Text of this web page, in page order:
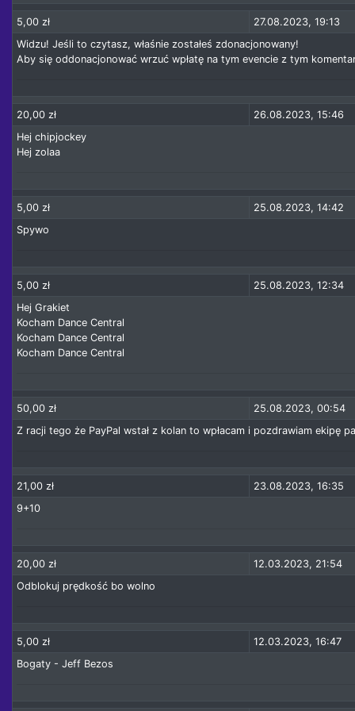
5,00 zł
27.08.2023, 19:13
Widzu! Jeśli to czytasz, właśnie zostałeś zdonacjonowany!
Aby się oddonacjonować wrzuć wpłatę na tym evencie z tym
20,00 zł
26.08.2023, 15:46
Hej chipjockey
Hej zolaa
5,00 zł
25.08.2023, 14:42
Spywo
5,00 zł
25.08.2023, 12:34
Hej Grakiet
Kocham Dance Central
Kocham Dance Central
Kocham Dance Central
50,00 zł
25.08.2023, 00:54
Z racji tego że PayPal wstał z kolan to wpłacam i pozdrawiam ekipę
21,00 zł
23.08.2023, 16:35
9+10
20,00 zł
12.03.2023, 21:54
Odblokuj prędkość bo wolno
5,00 zł
12.03.2023, 16:47
Bogaty - Jeff Bezos